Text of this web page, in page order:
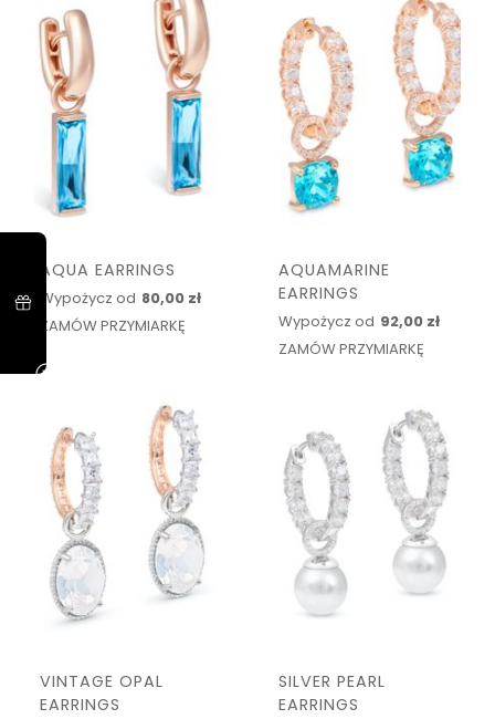
AQUA EARRINGS
Wypożycz od 80,00 zł
ZAMÓW PRZYMIARKĘ
AQUAMARINE
EARRINGS
Wypożycz od 92,00 zł
ZAMÓW PRZYMIARKĘ
VINTAGE OPAL
EARRINGS
SILVER PEARL
EARRINGS